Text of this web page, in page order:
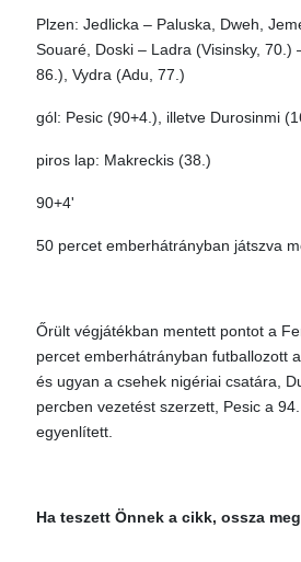
Plzen: Jedlicka – Paluska, Dweh,
Souaré, Doski – Ladra (Visinsky, 70.)
86.), Vydra (Adu, 77.)
gól: Pesic (90+4.), illetve Durosinmi
piros lap: Makreckis (38.)
90+4'
50 percet emberhátrányban játszva
Őrült végjátékban mentett pontot a
percet emberhátrányban futballozott
és ugyan a csehek nigériai csatára,
percben vezetést szerzett, Pesic a
egyenlített.
Ha teszett Önnek a cikk, ossza